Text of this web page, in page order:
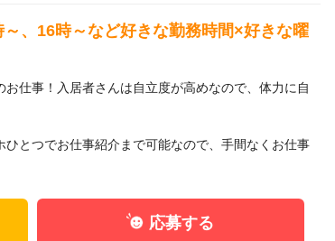
、16時～など好きな勤務時間×好きな曜
仕事！入居者さんは自立度が高めなので、体力に自
とつでお仕事紹介まで可能なので、手間なくお仕事
応募する